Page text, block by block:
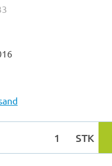
STK